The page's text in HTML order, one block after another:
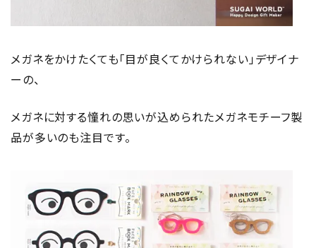
メガネをかけたくても「目が良くてかけられない」デザイナ
ーの、
メガネに対する憧れの思いが込められたメガネモチーフ製
品が多いのも注目です。